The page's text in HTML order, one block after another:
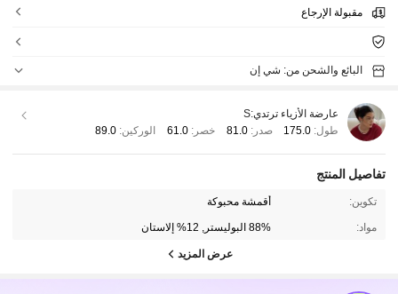
مقبولة الإرجاع
البائع والشحن من: شي إن
عارضة الأزياء ترتدي:S
طول: 175.0 صدر:81.0 خصر: 61.0 الوركين: 89.0
تفاصيل المنتج
تكوين: أقمشة محبوكة
مواد: 88% البوليستر, 12% إلاستان
عرض المزيد